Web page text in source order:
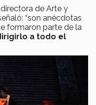
de Arte y
“son anécdotas
formaron parte de la
a todo el